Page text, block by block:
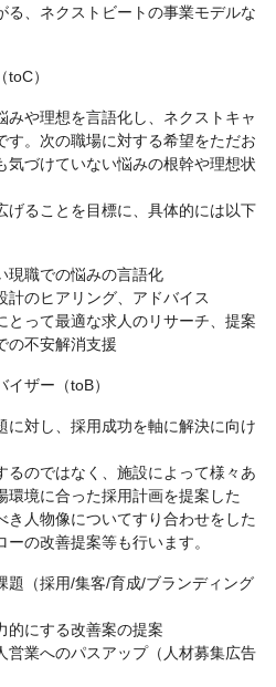
る、ネクストビートの事業モデルな
）
や理想を言語化し、ネクストキャ
す。次の職場に対する希望をただお
気づけていない悩みの根幹や理想状
げることを目標に、具体的には以下
現職での悩みの言語化
計のヒアリング、アドバイス
とって最適な求人のリサーチ、提案
の不安解消支援
イザー（toB）
に対し、採用成功を軸に解決に向け
るのではなく、施設によって様々あ
環境に合った採用計画を提案した
き人物像についてすり合わせをした
の改善提案等も行います。
題（採用/集客/育成/ブランディング
的にする改善案の提案
営業へのパスアップ（人材募集広告